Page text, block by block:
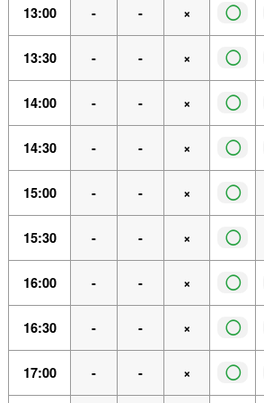
13:00 - - × ◯
13:30 - - × ◯
14:00 - - × ◯
14:30 - - × ◯
15:00 - - × ◯
15:30 - - × ◯
16:00 - - × ◯
16:30 - - × ◯
17:00 - - × ◯